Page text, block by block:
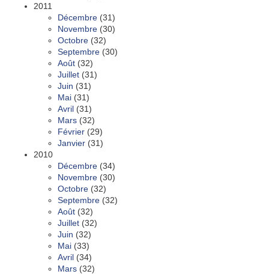
2011
Décembre (31)
Novembre (30)
Octobre (32)
Septembre (30)
Août (32)
Juillet (31)
Juin (31)
Mai (31)
Avril (31)
Mars (32)
Février (29)
Janvier (31)
2010
Décembre (34)
Novembre (30)
Octobre (32)
Septembre (32)
Août (32)
Juillet (32)
Juin (32)
Mai (33)
Avril (34)
Mars (32)